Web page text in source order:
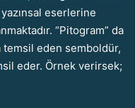
eserlerine
“Pitogram” da
temsil eden semboldür,
eder. Örnek verirsek;